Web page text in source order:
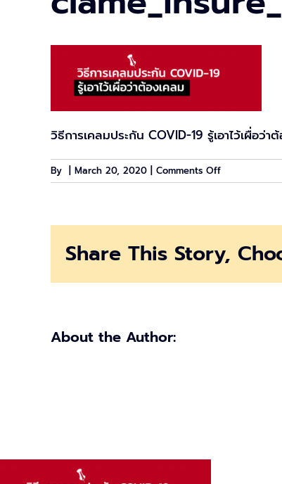
วิธีการเคลมประกัน COVID-19 รู้เอาไว้เผื่อว่า
By March 20, 2020 Comments Offon
Share This Story,
About the Author: